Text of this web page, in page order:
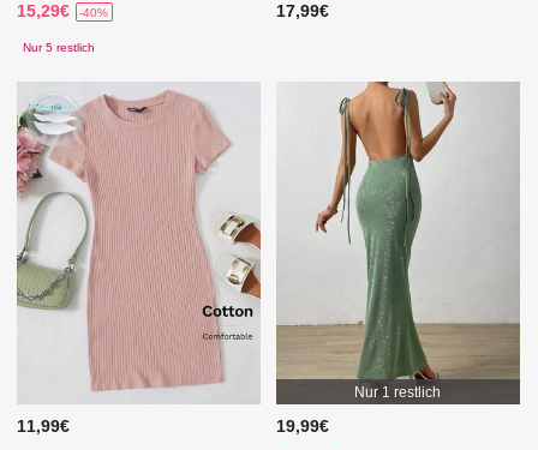
15,29€ -40%
Nur 5 restlich
17,99€
11,99€
Nur 1 restlich
19,99€